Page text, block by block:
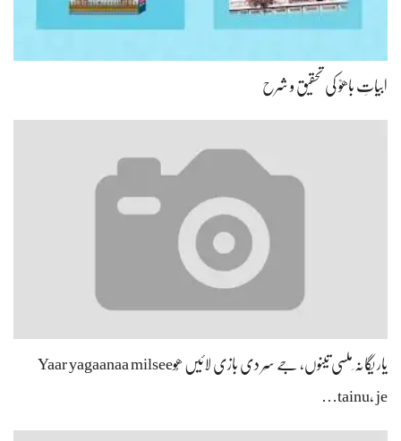
ابیاتِ باھوؒ کی تحقیق و شرح
یار یگانہ ِملسی تینوں، جے سِر دی بازی لائیں ھُوYaar yagaanaa milsee
tainu, je…